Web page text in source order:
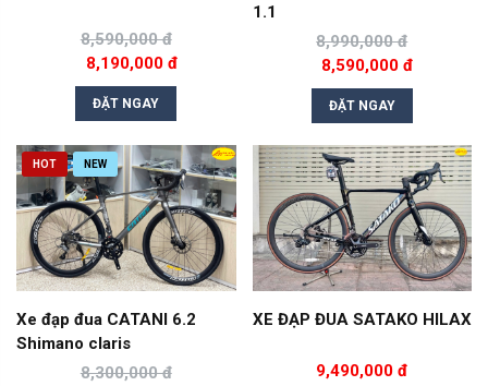
8,590,000 đ
8,190,000 đ
ĐẶT NGAY
1.1
8,990,000 đ
8,590,000 đ
ĐẶT NGAY
HOT NEW
Xe đạp đua CATANI 6.2
Shimano claris
8,300,000 đ
XE ĐẠP ĐUA SATAKO HILAX
9,490,000 đ